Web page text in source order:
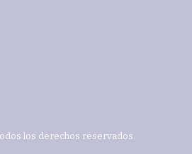
los derechos reservados.